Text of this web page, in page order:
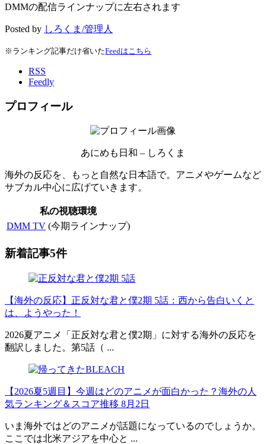
DMMの配信ラインナップに左右されます
Posted by しろくま/管理人
※ランキング記事だけ省いたFeedはこちら
RSS
Feedly
プロフィール
あにめも日和 – しろくま
海外の反応を、もっと自然な日本語で。アニメやゲームなど
サブカル中心に広げていきます。
私の視聴環境
DMM TV (今期ラインナップ)
新着記事5件
【海外の反応】正反対な君と僕2期 5話：西から告白いくと
は、ようやった！
2026夏アニメ「正反対な君と僕2期」に対する海外の反応を
翻訳しました。第5話（ ...
【2026夏5週目】今週はどのアニメが面白かった？海外の人
気ランキング＆スコア推移 8月2日
いま海外ではどのアニメが話題になっているのでしょうか。
ここでは北米アジアを中心と ...